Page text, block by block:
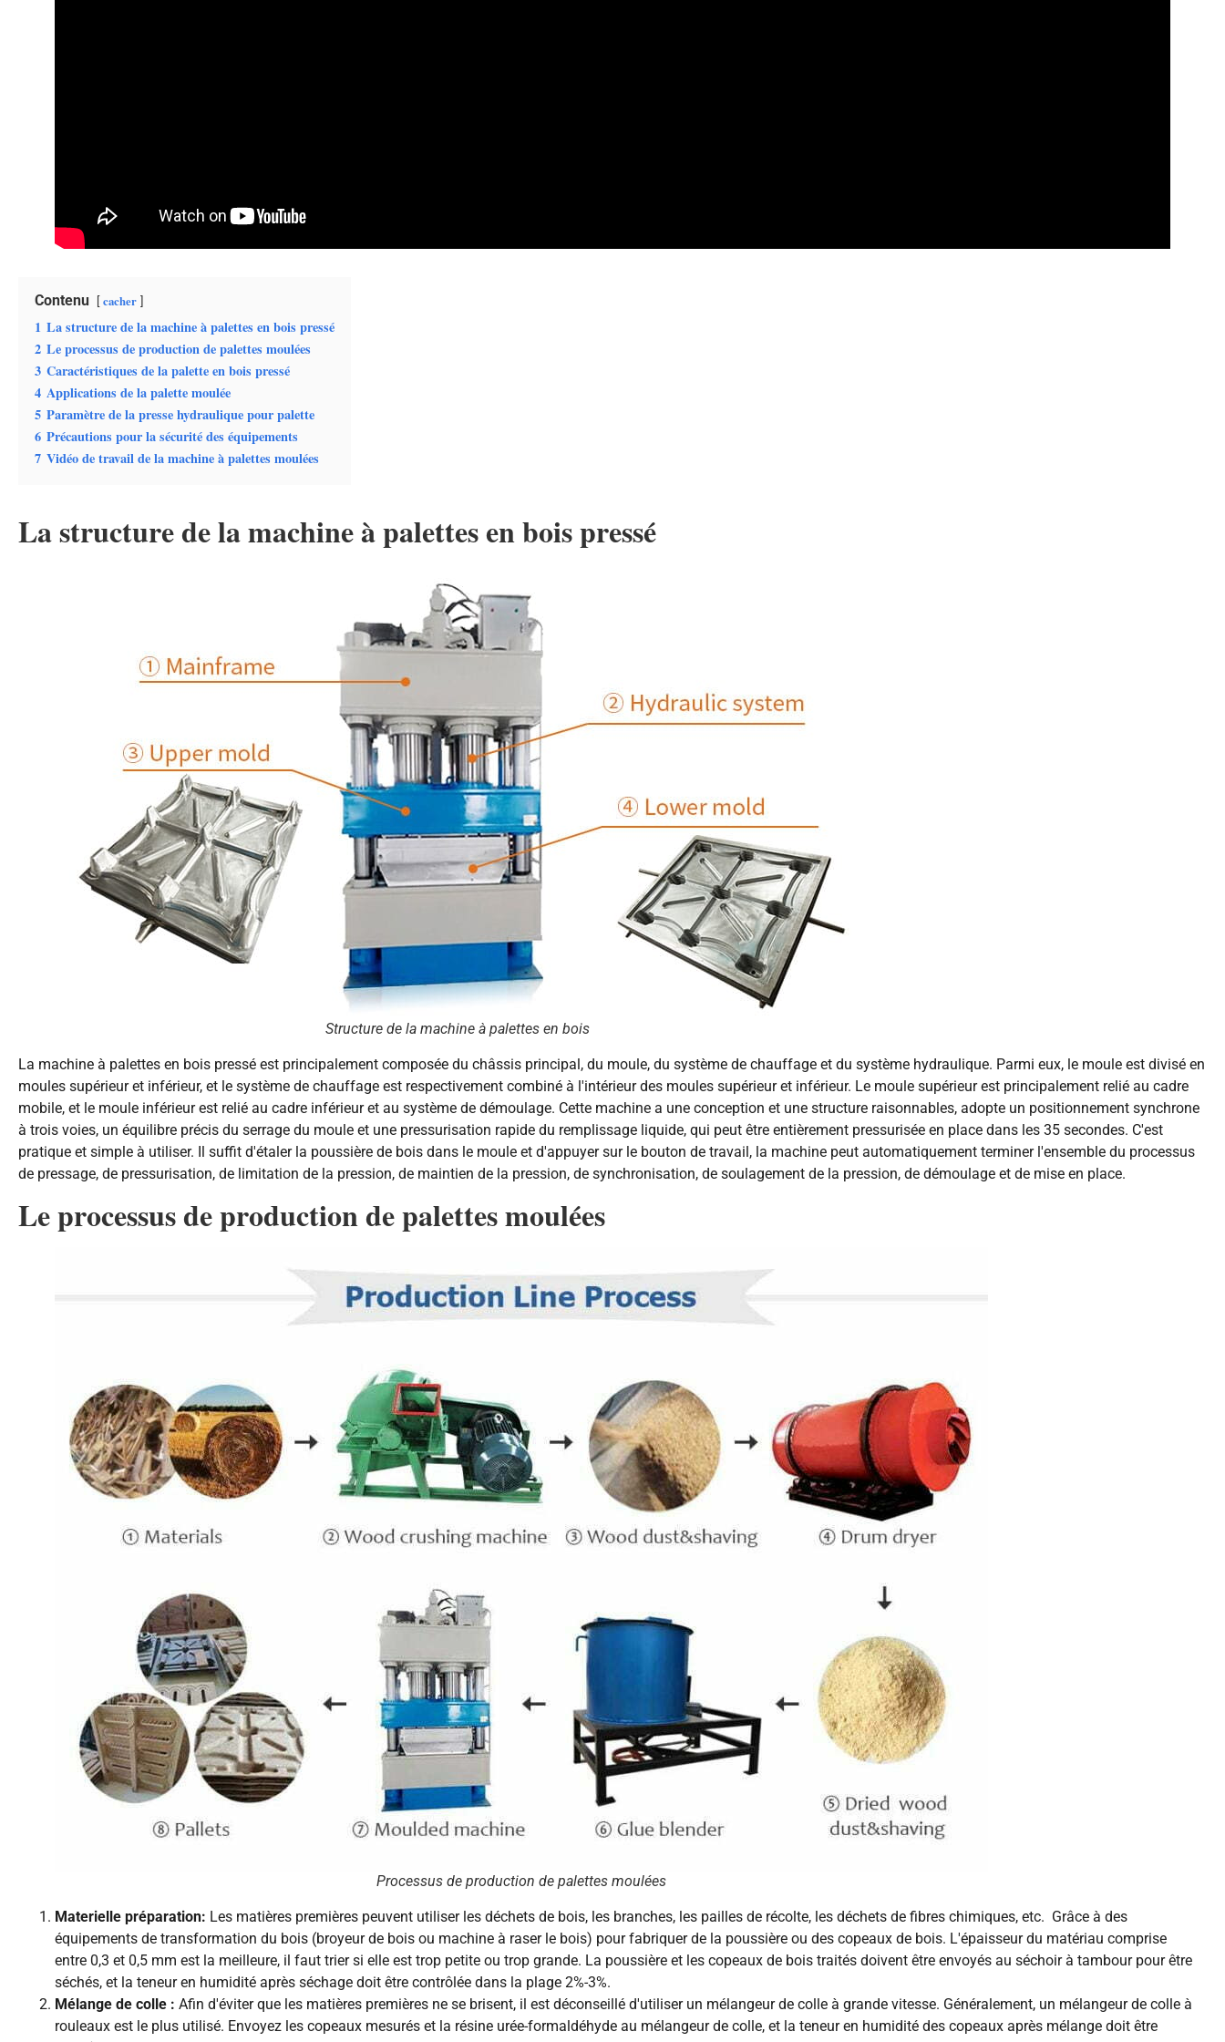
Contenu cacher
1 La structure de la machine à palettes en bois pressé
2 Le processus de production de palettes moulées
3 Caractéristiques de la palette en bois pressé
4 Applications de la palette moulée
5 Paramètre de la presse hydraulique pour palette
6 Précautions pour la sécurité des équipements
7 Vidéo de travail de la machine à palettes moulées
La structure de la machine à palettes en bois pressé
Structure de la machine à palettes en bois
La machine à palettes en bois pressé est principalement composée du châssis principal, du moule, du système de chauffage et du système hydraulique. Parmi eux, le moule est divisé en
moules supérieur et inférieur, et le système de chauffage est respectivement combiné à l'intérieur des moules supérieur et inférieur. Le moule supérieur est principalement relié au cadre
mobile, et le moule inférieur est relié au cadre inférieur et au système de démoulage. Cette machine a une conception et une structure raisonnables, adopte un positionnement synchrone
à trois voies, un équilibre précis du serrage du moule et une pressurisation rapide du remplissage liquide, qui peut être entièrement pressurisée en place dans les 35 secondes. C'est
pratique et simple à utiliser. Il suffit d'étaler la poussière de bois dans le moule et d'appuyer sur le bouton de travail, la machine peut automatiquement terminer l'ensemble du processus
de pressage, de pressurisation, de limitation de la pression, de maintien de la pression, de synchronisation, de soulagement de la pression, de démoulage et de mise en place.
Le processus de production de palettes moulées
Processus de production de palettes moulées
Materielle préparation: Les matières premières peuvent utiliser les déchets de bois, les branches, les pailles de récolte, les déchets de fibres chimiques, etc. Grâce à des
équipements de transformation du bois (broyeur de bois ou machine à raser le bois) pour fabriquer de la poussière ou des copeaux de bois. L'épaisseur du matériau comprise
entre 0,3 et 0,5 mm est la meilleure, il faut trier si elle est trop petite ou trop grande. La poussière et les copeaux de bois traités doivent être envoyés au séchoir à tambour pour être
séchés, et la teneur en humidité après séchage doit être contrôlée dans la plage 2%-3%.
Mélange de colle : Afin d'éviter que les matières premières ne se brisent, il est déconseillé d'utiliser un mélangeur de colle à grande vitesse. Généralement, un mélangeur de colle à
rouleaux est le plus utilisé. Envoyez les copeaux mesurés et la résine urée-formaldéhyde au mélangeur de colle, et la teneur en humidité des copeaux après mélange doit être